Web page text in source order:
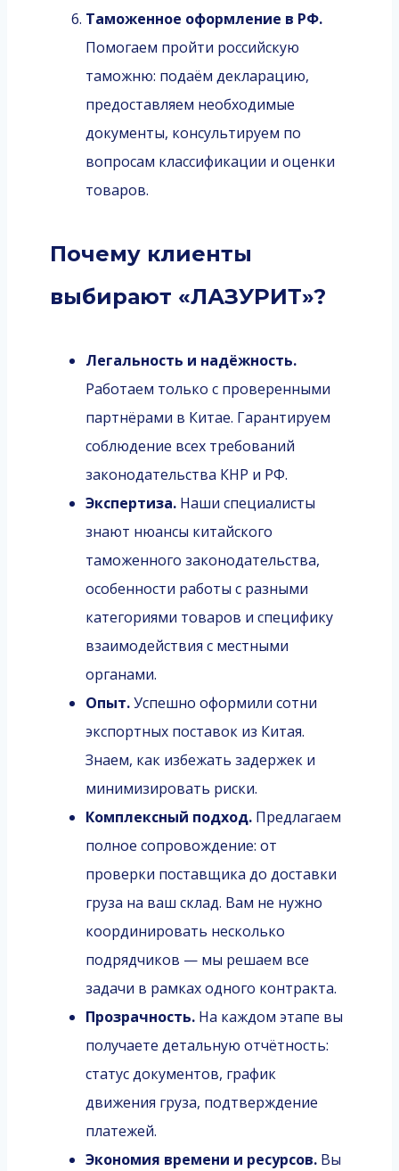
Таможенное оформление в РФ.
Помогаем пройти российскую
таможню: подаём декларацию,
предоставляем необходимые
документы, консультируем по
вопросам классификации и оценки
товаров.
Почему клиенты
выбирают «ЛАЗУРИТ»?
Легальность и надёжность.
Работаем только с проверенными
партнёрами в Китае. Гарантируем
соблюдение всех требований
законодательства КНР и РФ.
Экспертиза. Наши специалисты
знают нюансы китайского
таможенного законодательства,
особенности работы с разными
категориями товаров и специфику
взаимодействия с местными
органами.
Опыт.Успешно оформили сотни
экспортных поставок из Китая.
Знаем, как избежать задержек и
минимизировать риски.
Комплексный подход. Предлагаем
полное сопровождение: от
проверки поставщика до доставки
груза на ваш склад. Вам не нужно
координировать несколько
подрядчиков — мы решаем все
задачи в рамках одного контракта.
Прозрачность. На каждом этапе вы
получаете детальную отчётность:
статус документов, график
движения груза, подтверждение
платежей.
Экономия времени и ресурсов. Вы